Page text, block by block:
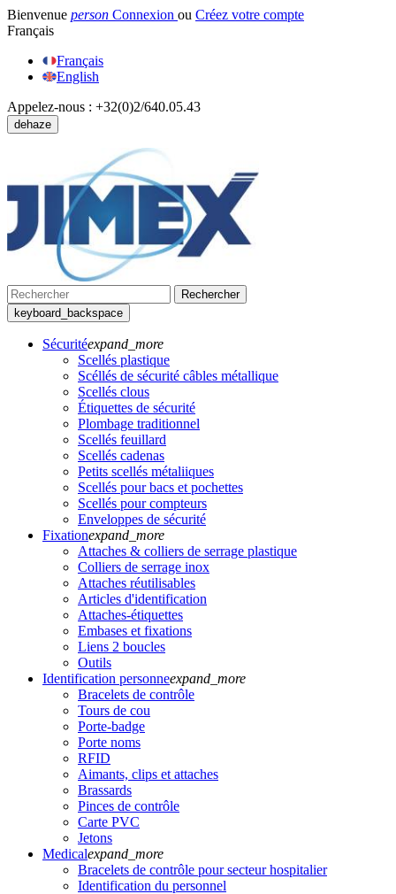
Bienvenue person Connexion ou Créez votre compte
Français
Français
English
Appelez-nous : +32(0)2/640.05.43
dehaze
Rechercher
keyboard_backspace
Sécuritéexpand_more
Scellés plastique
Scéllés de sécurité câbles métallique
Scellés clous
Étiquettes de sécurité
Plombage traditionnel
Scellés feuillard
Scellés cadenas
Petits scellés métaliiques
Scellés pour bacs et pochettes
Scellés pour compteurs
Enveloppes de sécurité
Fixationexpand_more
Attaches & colliers de serrage plastique
Colliers de serrage inox
Attaches réutilisables
Articles d'identification
Attaches-étiquettes
Embases et fixations
Liens 2 boucles
Outils
Identification personneexpand_more
Bracelets de contrôle
Tours de cou
Porte-badge
Porte noms
RFID
Aimants, clips et attaches
Brassards
Pinces de contrôle
Carte PVC
Jetons
Medicalexpand_more
Bracelets de contrôle pour secteur hospitalier
Identification du personnel